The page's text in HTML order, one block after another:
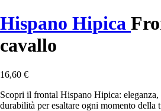
Hispano Hipica
cavallo
16,60 €
Scopri il frontal Hispano Hipica:
durabilità per esaltare ogni momento della